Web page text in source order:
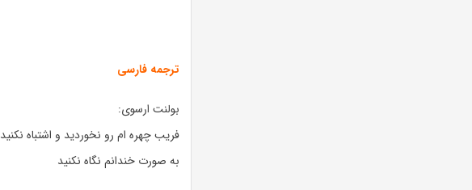
ترجمه فارسی
بولنت ارسوی:
فریب چهره ام رو نخوردید و اشتباه نکنید
به صورت خندانم نگاه نکنید